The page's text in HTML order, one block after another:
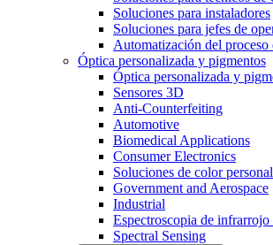
Soluciones para instaladores
Soluciones para jefes de
Automatización del
Óptica personalizada y pigmentos
Óptica personalizada y
Sensores 3D
Anti-Counterfeiting
Automotive
Biomedical Applications
Consumer Electronics
Soluciones de color
Government and Aerospace
Industrial
Espectroscopia de
Spectral Sensing